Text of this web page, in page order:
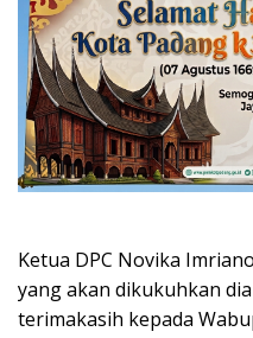
Ketua DPC Novika
yang akan dikukuhkan
terimakasih kepada